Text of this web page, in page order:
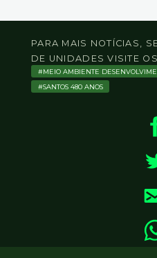
PARA MAIS NOTÍCIAS,
DE UNIDADES VISITE
MEIO AMBIENTE
SANTOS 480 ANOS